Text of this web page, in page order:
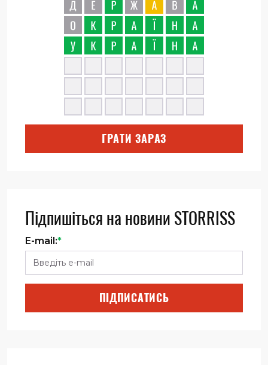
ГРАТИ ЗАРАЗ
Підпишіться на новини STORRISS
E-mail:*
ПІДПИСАТИСЬ